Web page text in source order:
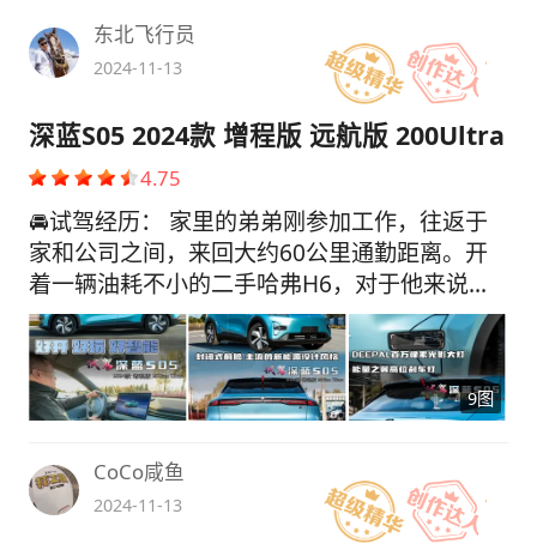
东北飞行员
2024-11-13
深蓝S05 2024款 增程版 远航版 200Ultra
4.75
🚘试驾经历： 家里的弟弟刚参加工作，往返于
家和公司之间，来回大约60公里通勤距离。开
着一辆油耗不小的二手哈弗H6，对于他来说，
不仅经济上有些压力，老H6看起来和这位00后
也是格格不入。而家附近刚刚建了一个充电站，
这让他萌生了一个念头——换一辆新能源汽车。
弟弟的预算不多，15万以内的SUV，既要满足市
经过全家讨论之后，觉得还是增程式车型最适合
常年在东北用车的弟弟。于是弟弟就开始在网上
“云”看车，看了一周也没有一款中意的车型，直
9图
CoCo咸鱼
2024-11-13